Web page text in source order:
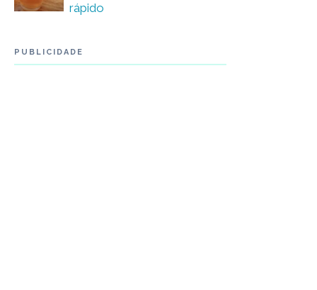
rápido
PUBLICIDADE